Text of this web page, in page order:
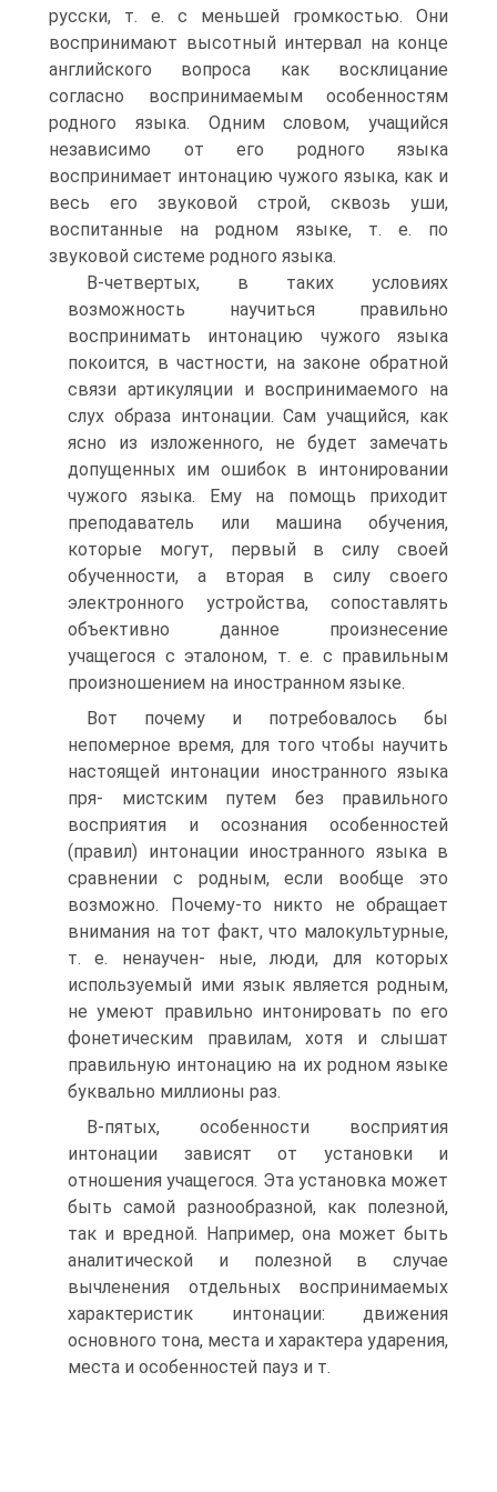
русски, т. е. с меньшей громкостью. Они
воспринимают высотный интервал на конце
английского вопроса как восклицание
согласно воспринимаемым особенностям
родного языка. Одним словом, учащийся
независимо от его родного языка
воспринимает интонацию чужого языка, как и
весь его звуковой строй, сквозь уши,
воспитанные на родном языке, т. е. по
звуковой системе родного языка.
В-четвертых, в таких условиях
возможность научиться правильно
воспринимать интонацию чужого языка
покоится, в частности, на законе обратной
связи артикуляции и воспринимаемого на
слух образа интонации. Сам учащийся, как
ясно из изложенного, не будет замечать
допущенных им ошибок в интонировании
чужого языка. Ему на помощь приходит
преподаватель или машина обучения,
которые могут, первый в силу своей
обученности, а вторая в силу своего
электронного устройства, сопоставлять
объективно данное произнесение
учащегося с эталоном, т. е. с правильным
произношением на иностранном языке.
Вот почему и потребовалось бы
непомерное время, для того чтобы научить
настоящей интонации иностранного языка
пря- мистским путем без правильного
восприятия и осознания особенностей
(правил) интонации иностранного языка в
сравнении с родным, если вообще это
возможно. Почему-то никто не обращает
внимания на тот факт, что малокультурные,
т. е. ненаучен- ные, люди, для которых
используемый ими язык является родным,
не умеют правильно интонировать по его
фонетическим правилам, хотя и слышат
правильную интонацию на их родном языке
буквально миллионы раз.
В-пятых, особенности восприятия
интонации зависят от установки и
отношения учащегося. Эта установка может
быть самой разнообразной, как полезной,
так и вредной. Например, она может быть
аналитической и полезной в случае
вычленения отдельных воспринимаемых
характеристик интонации: движения
основного тона, места и характера ударения,
места и особенностей пауз и т.